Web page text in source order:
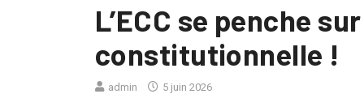
L’ECC se penche
constitutionnelle !
admin 5 juin 2026